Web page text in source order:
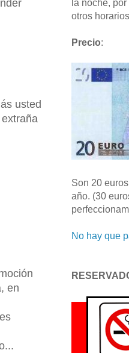
usted
en
la noche,
otros
Precio:
Son 20
año. (30
No hay que